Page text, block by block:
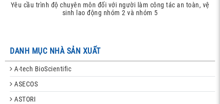
Yêu cầu trình độ chuyên môn đối với người làm công tác an toàn, vệ
sinh lao động nhóm 2 và nhóm 5
DANH MỤC NHÀ SẢN XUẤT
A-tech BioScientific
ASECOS
ASTORI